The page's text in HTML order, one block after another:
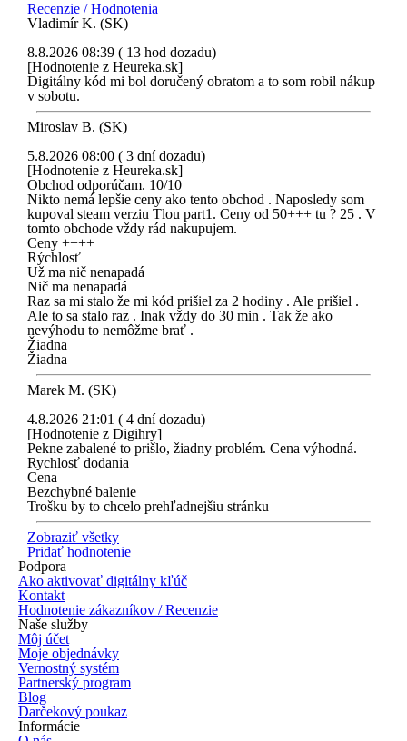
Recenzie / Hodnotenia
Vladimír K. (SK)
8.8.2026 08:39 ( 13 hod dozadu)
[Hodnotenie z Heureka.sk]
Digitálny kód mi bol doručený obratom a to som robil nákup
v sobotu.
Miroslav B. (SK)
5.8.2026 08:00 ( 3 dní dozadu)
[Hodnotenie z Heureka.sk]
Obchod odporúčam. 10/10
Nikto nemá lepšie ceny ako tento obchod . Naposledy som
kupoval steam verziu Tlou part1. Ceny od 50+++ tu ? 25 . V
tomto obchode vždy rád nakupujem.
Ceny ++++
Rýchlosť
Už ma nič nenapadá
Nič ma nenapadá
Raz sa mi stalo že mi kód prišiel za 2 hodiny . Ale prišiel .
Ale to sa stalo raz . Inak vždy do 30 min . Tak že ako
nevýhodu to nemôžme brať .
Žiadna
Žiadna
Marek M. (SK)
4.8.2026 21:01 ( 4 dní dozadu)
[Hodnotenie z Digihry]
Pekne zabalené to prišlo, žiadny problém. Cena výhodná.
Rychlosť dodania
Cena
Bezchybné balenie
Trošku by to chcelo prehľadnejšiu stránku
Zobraziť všetky
Pridať hodnotenie
Podpora
Ako aktivovať digitálny kľúč
Kontakt
Hodnotenie zákazníkov / Recenzie
Naše služby
Môj účet
Moje objednávky
Vernostný systém
Partnerský program
Blog
Darčekový poukaz
Informácie